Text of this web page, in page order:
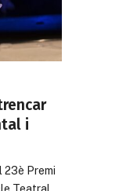
i
23è Premi
Teatral…